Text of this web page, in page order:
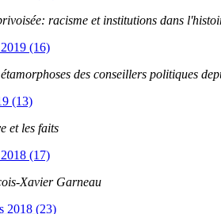
racisme et institutions dans
(16)
des conseillers politiques
(13)
et les faits
(17)
Xavier Garneau
2018 (23)